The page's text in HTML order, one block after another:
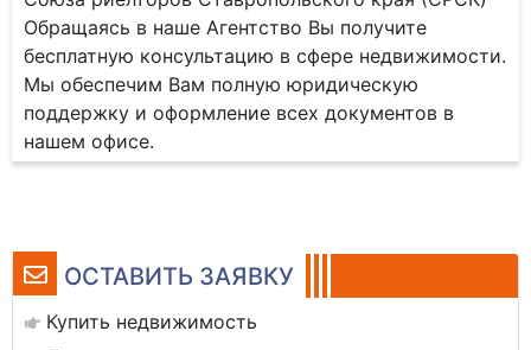
ОСТАВИТЬ ЗАЯВКУ
Купить недвижимость
Обращаясь в наше Агентство Вы получите
бесплатную консультацию в сфере недвижимости.
Мы обеспечим Вам полную юридическую
поддержку и оформление всех документов в
нашем офисе.